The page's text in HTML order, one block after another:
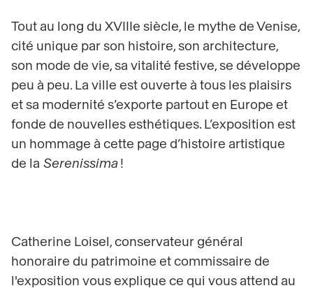
Tout au long du XVIIIe siècle, le mythe de Venise,
cité unique par son histoire, son architecture,
son mode de vie, sa vitalité festive, se développe
peu à peu. La ville est ouverte à tous les plaisirs
et sa modernité s’exporte partout en Europe et
fonde de nouvelles esthétiques. L’exposition est
un hommage à cette page d’histoire artistique
de la Serenissima !
Catherine Loisel, conservateur général
honoraire du patrimoine et commissaire de
l'exposition vous explique ce qui vous attend au